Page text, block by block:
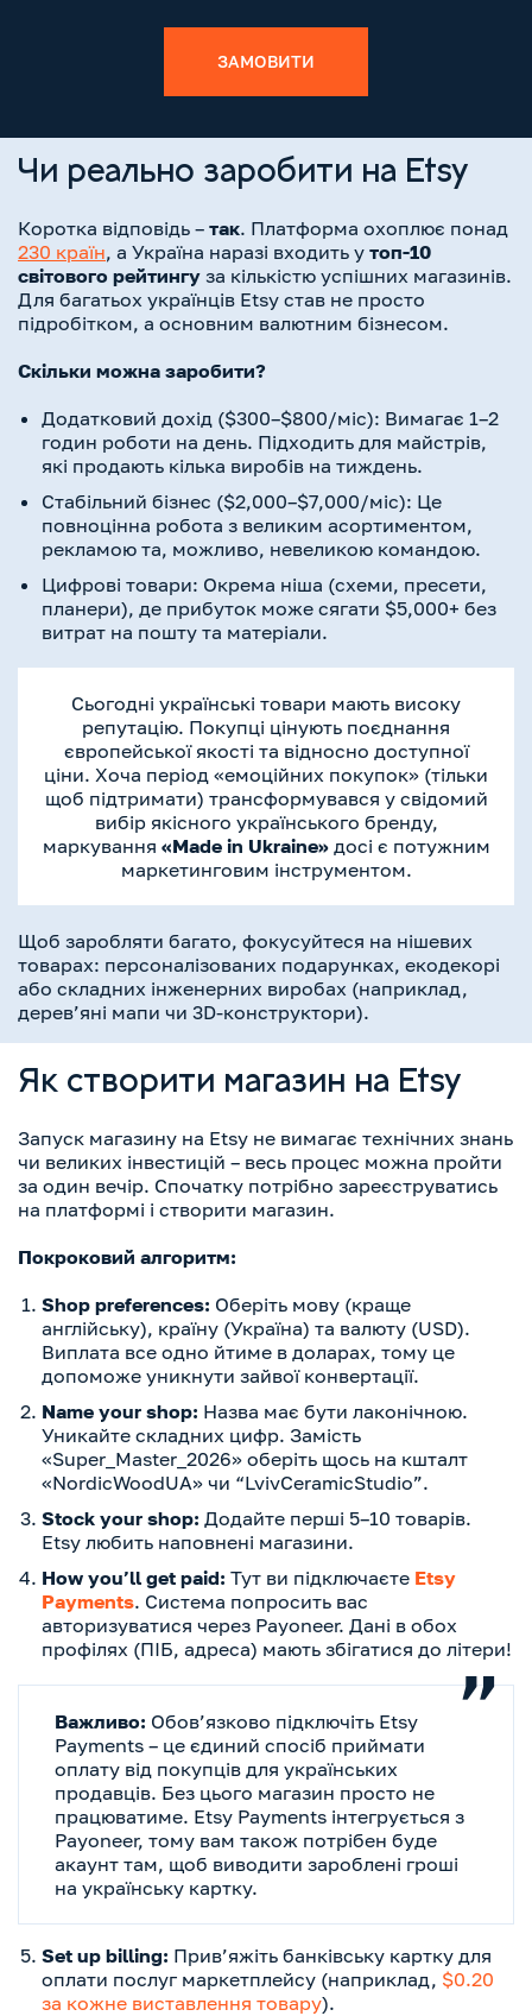
ЗАМОВИТИ
Чи реально заробити на Etsy
Коротка відповідь – так. Платформа охоплює понад
230 країн, а Україна наразі входить у топ-10
світового рейтингу за кількістю успішних магазинів.
Для багатьох українців Etsy став не просто
підробітком, а основним валютним бізнесом.
Скільки можна заробити?
Додатковий дохід ($300–$800/міс): Вимагає 1–2
годин роботи на день. Підходить для майстрів,
які продають кілька виробів на тиждень.
Стабільний бізнес ($2,000–$7,000/міс): Це
повноцінна робота з великим асортиментом,
рекламою та, можливо, невеликою командою.
Цифрові товари: Окрема ніша (схеми, пресети,
планери), де прибуток може сягати $5,000+ без
витрат на пошту та матеріали.
Сьогодні українські товари мають високу
репутацію. Покупці цінують поєднання
європейської якості та відносно доступної
ціни. Хоча період «емоційних покупок» (тільки
щоб підтримати) трансформувався у свідомий
вибір якісного українського бренду,
маркування «Made in Ukraine»досі є потужним
маркетинговим інструментом.
Щоб заробляти багато, фокусуйтеся на нішевих
товарах: персоналізованих подарунках, екодекорі
або складних інженерних виробах (наприклад,
дерев’яні мапи чи 3D-конструктори).
Як створити магазин на Etsy
Запуск магазину на Etsy не вимагає технічних знань
чи великих інвестицій – весь процес можна пройти
за один вечір. Спочатку потрібно зареєструватись
на платформі і створити магазин.
Покроковий алгоритм:
Shop preferences: Оберіть мову (краще
англійську), країну (Україна) та валюту (USD).
Виплата все одно йтиме в доларах, тому це
допоможе уникнути зайвої конвертації.
Name your shop: Назва має бути лаконічною.
Уникайте складних цифр. Замість
«Super_Master_2026» оберіть щось на кшталт
«NordicWoodUA» чи “LvivCeramicStudio”.
Stock your shop: Додайте перші 5–10 товарів.
Etsy любить наповнені магазини.
How you’ll get paid: Тут ви підключаєте Etsy
Payments. Система попросить вас
авторизуватися через Payoneer. Дані в обох
профілях (ПІБ, адреса) мають збігатися до літери!
Важливо: Обов’язково підключіть Etsy
Payments – це єдиний спосіб приймати
оплату від покупців для українських
продавців. Без цього магазин просто не
працюватиме. Etsy Payments інтегрується з
Payoneer, тому вам також потрібен буде
акаунт там, щоб виводити зароблені гроші
на українську картку.
Set up billing: Прив’яжіть банківську картку для
оплати послуг маркетплейсу (наприклад, $0.20
за кожне виставлення товару).